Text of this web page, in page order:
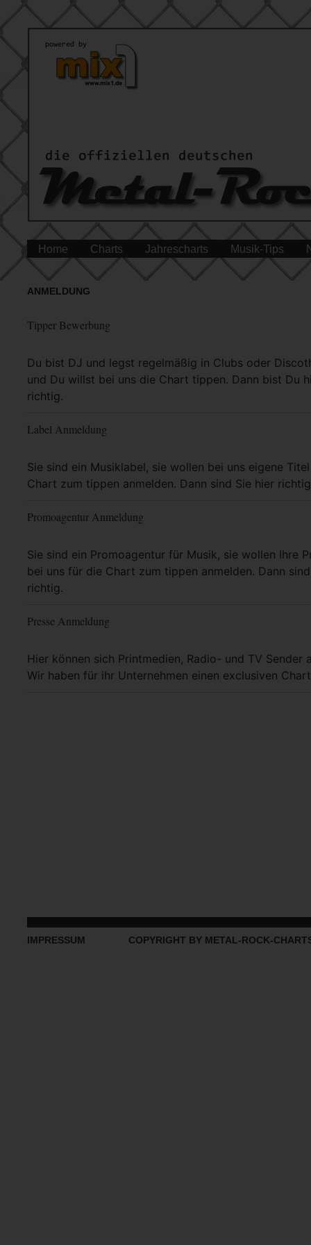
Home Charts Jahrescharts Musik-Tips
ANMELDUNG
Tipper Bewerbung
Du bist DJ und legst regelmäßig in Clubs oder
und Du willst bei uns die Chart tippen. Dann bist Du
richtig.
Mehr Info
Label Anmeldung
Sie sind ein Musiklabel, sie wollen bei uns eigene
Chart zum tippen anmelden. Dann sind Sie hier
Mehr Info
Promoagentur Anmeldung
Sie sind ein Promoagentur für Musik, sie wollen Ihre
bei uns für die Chart zum tippen anmelden. Dann
richtig.
Mehr Info
Presse Anmeldung
Hier können sich Printmedien, Radio- und TV Sender
Wir haben für ihr Unternehmen einen exclusiven
Mehr Info
IMPRESSUM COPYRIGHT BY METAL-ROCK-